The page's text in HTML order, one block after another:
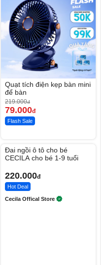
Quạt tích điện kẹp bàn mini
để bàn
219.000đ
79.000đ
Flash Sale
Đai ngồi ô tô cho bé
CECILA cho bé 1-9 tuổi
220.000đ
Hot Deal
Cecila Offical Store